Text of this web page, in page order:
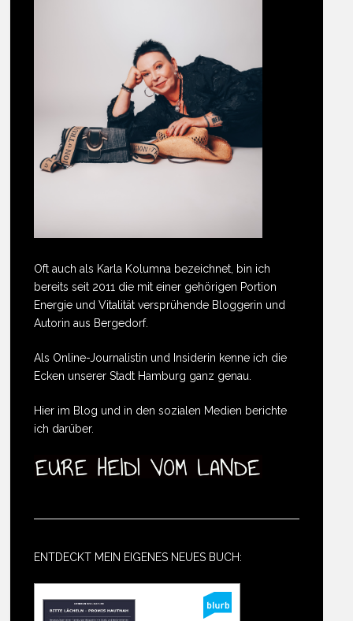
Oft auch als Karla Kolumna bezeichnet, bin ich
bereits seit 2011 die mit einer gehörigen Portion
Energie und Vitalität versprühende Bloggerin und
Autorin aus Bergedorf.
Als Online-Journalistin und Insiderin kenne ich die
Ecken unserer Stadt Hamburg ganz genau.
Hier im Blog und in den sozialen Medien berichte
ich darüber.
ENTDECKT MEIN EIGENES NEUES BUCH: